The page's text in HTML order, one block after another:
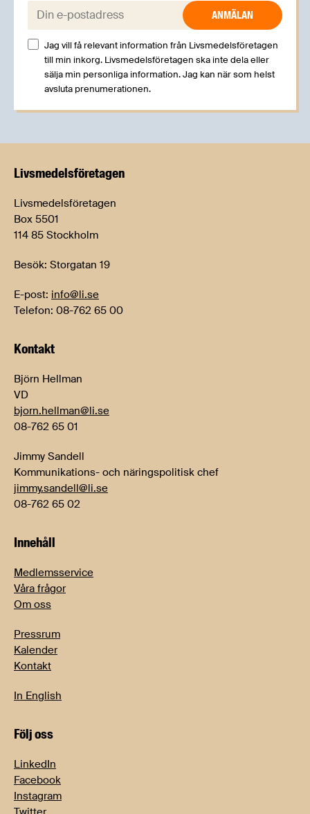
E-post:
Jag vill få relevant information från Livsmedelsföretagen
till min inkorg. Livsmedelsföretagen ska inte dela eller
sälja min personliga information. Jag kan när som helst
avsluta prenumerationen.
Livsmedels­företagen
Livsmedelsföretagen
Box 5501
114 85 Stockholm
Besök: Storgatan 19
E-post: info@li.se
Telefon: 08-762 65 00
Kontakt
Björn Hellman
VD
bjorn.hellman@li.se
08-762 65 01
Jimmy Sandell
Kommunikations- och näringspolitisk chef
jimmy.sandell@li.se
08-762 65 02
Innehåll
Medlemsservice
Våra frågor
Om oss
Pressrum
Kalender
Kontakt
In English
Följ oss
LinkedIn
Facebook
Instagram